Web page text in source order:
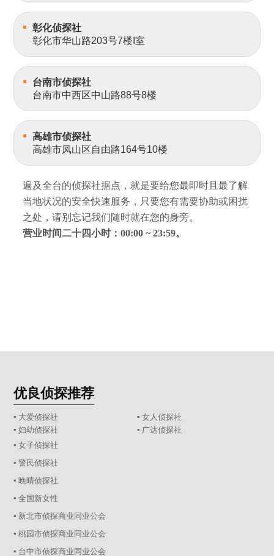
彰化侦探社
彰化市华山路203号7楼I室
台南市侦探社
台南市中西区中山路88号8楼
高雄市侦探社
高雄市凤山区自由路164号10楼
遍及全台的侦探社据点，就是要给您最即时且最了解
当地状况的安全快速服务，只要您有需要协助或困扰
之处，请别忘记我们随时就在您的身旁。
营业时间二十四小时：00:00 ~ 23:59。
优良侦探推荐
▪ 大爱侦探社
▪ 女人侦探社
▪ 妇幼侦探社
▪ 广达侦探社
▪ 女子侦探社
▪ 警民侦探社
▪ 晚晴侦探社
▪ 全国新女性
▪ 新北市侦探商业同业公会
▪ 桃园市侦探商业同业公会
▪ 台中市侦探商业同业公会